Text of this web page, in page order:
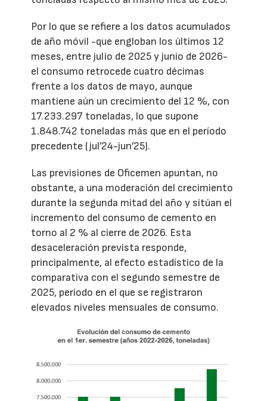
Por lo que se refiere a los datos acumulados
de año móvil -que engloban los últimos 12
meses, entre julio de 2025 y junio de 2026-
el consumo retrocede cuatro décimas
frente a los datos de mayo, aunque
mantiene aún un crecimiento del 12 %, con
17.233.297 toneladas, lo que supone
1.848.742 toneladas más que en el período
precedente (jul’24-jun’25).
Las previsiones de Oficemen apuntan, no
obstante, a una moderación del crecimiento
durante la segunda mitad del año y sitúan el
incremento del consumo de cemento en
torno al 2 % al cierre de 2026. Esta
desaceleración prevista responde,
principalmente, al efecto estadístico de la
comparativa con el segundo semestre de
2025, período en el que se registraron
elevados niveles mensuales de consumo.